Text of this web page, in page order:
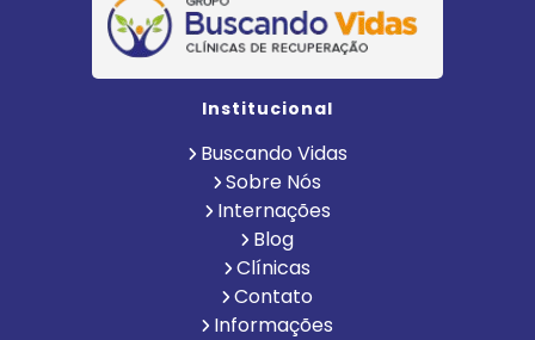
Institucional
Buscando Vidas
Sobre Nós
Internações
Blog
Clínicas
Contato
Informações